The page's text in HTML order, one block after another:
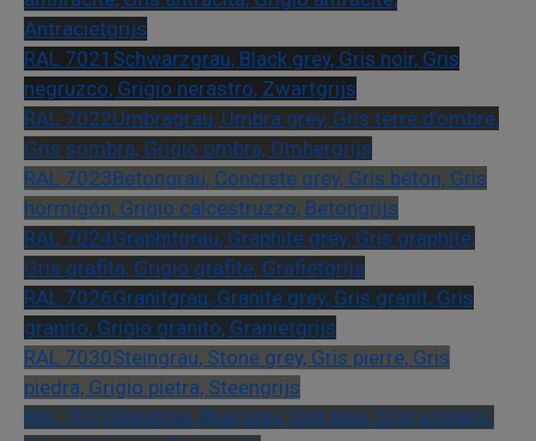
Antracietgrijs
RAL 7021 Schwarzgrau, Black grey, Gris noir, Gris
negruzco, Grigio nerastro, Zwartgrijs
RAL 7022Umbragrau, Umbra grey, Gris terre d’ombre,
Gris sombra, Grigio ombra, Ombergrijs
RAL 7023Betongrau, Concrete grey, Gris béton, Gris
hormigón, Grigio calcestruzzo, Betongrijs
RAL 7024Graphitgrau, Graphite grey, Gris graphite,
Gris grafita, Grigio grafite, Grafietgrijs
RAL 7026Granitgrau, Granite grey, Gris granit, Gris
granito, Grigio granito, Granietgrijs
RAL 7030Steingrau, Stone grey, Gris pierre, Gris
piedra, Grigio pietra, Steengrijs
RAL 7031 Blaugrau, Blue grey, Gris bleu, Gris azulado,